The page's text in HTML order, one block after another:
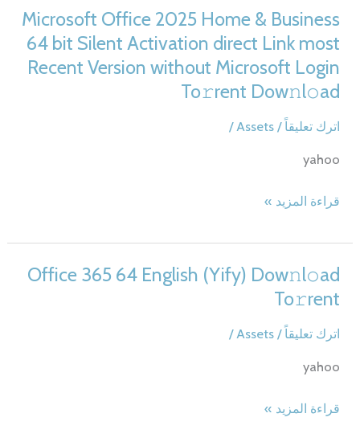
Fast
{YTS}
To𝚛rent
Dow𝚗l𝚘ad
Personal
With
Crack
Ultra-
Lite
Edition
Microsoft Office 2025 Home & Business
64 bit Silent Activation direct Link most
Recent Version without Microsoft Login
To𝚛rent Dow𝚗l𝚘ad
اترك تعليقاً /
Assets
/
yahoo
Microsoft
2025
Home
&
Business
64
Silent
direct
قراءة المزيد »
Office 365 64 English (Yify) Dow𝚗l𝚘ad
To𝚛rent
اترك تعليقاً /
Assets
/
yahoo
Office
قراءة المزيد »